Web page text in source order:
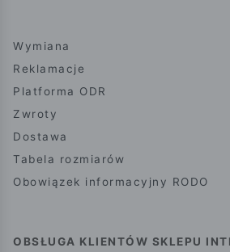
Wymiana
Reklamacje
Platforma ODR
Zwroty
Dostawa
Tabela rozmiarów
Obowiązek informacyjny RODO
OBSŁUGA KLIENTÓW SKLEPU